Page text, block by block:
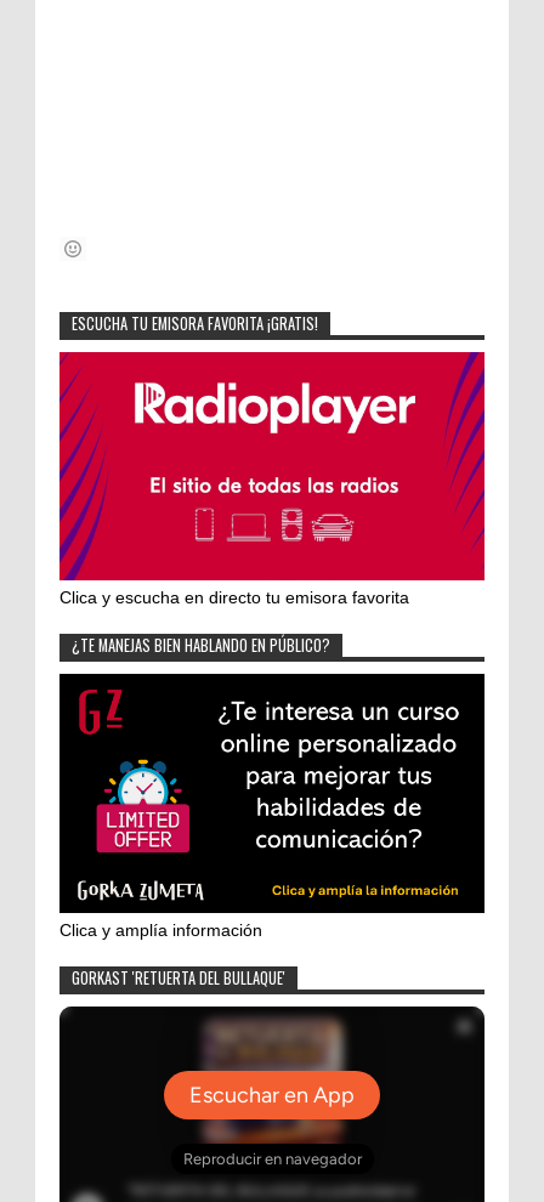
ESCUCHA TU EMISORA FAVORITA ¡GRATIS!
Clica y escucha en directo tu emisora favorita
¿TE MANEJAS BIEN HABLANDO EN PÚBLICO?
Clica y amplía información
GORKAST 'RETUERTA DEL BULLAQUE'